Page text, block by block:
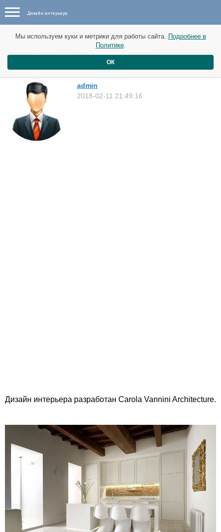
Дизайн интерьера
Новые идеи от 12 февраля
Квартира в Риме, в Италии.
Квартиры
admin
2018-02-11 21:49:16
Дизайн интерьера разработан Carola Vannini Architecture.
Мы используем куки и метрики для работы сайта. Подробнее в
Политике.
ОК